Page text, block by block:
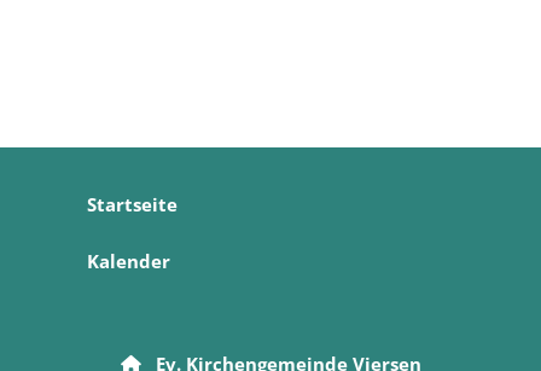
Startseite
Kalender
Ev. Kirchengemeinde Viersen